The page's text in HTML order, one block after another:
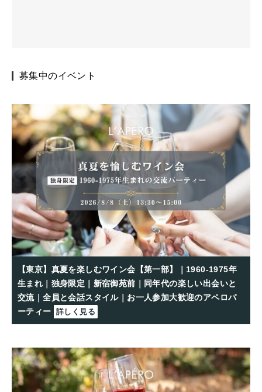
募集中のイベント
【東京】真夏を楽しむワイン会【第一部】｜1960-1975年
生まれ｜独身限定｜新宿御苑前｜同年代の楽しい出会いと
交流｜全員と会話スタイル｜お一人参加大歓迎のアペロパ
ーティー 詳しく見る